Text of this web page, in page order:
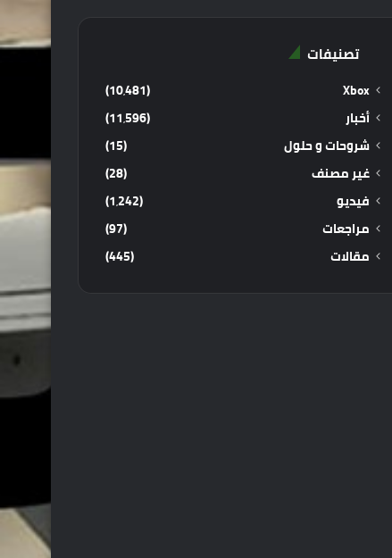
تصنيفات
Xbox
(10٬481)
أخبار
(11٬596)
شروحات و حلول
(15)
غير مصنف
(28)
فيديو
(1٬242)
مراجعات
(97)
مقالات
(445)